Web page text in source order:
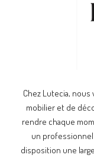
Chez Lutecia,
mobilier et de
rendre chaque
un
disposition une